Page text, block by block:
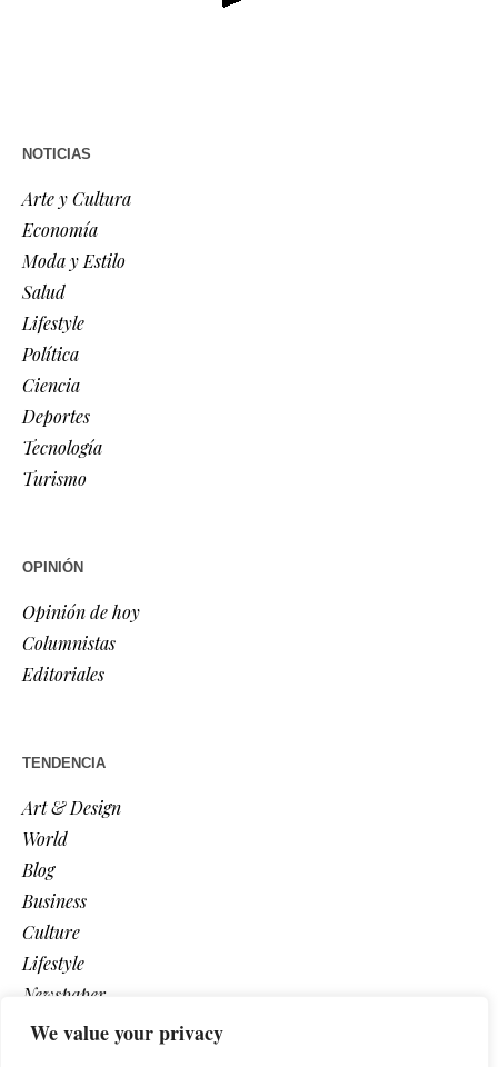
We value your privacy
NOTICIAS
Arte y Cultura
Economía
Moda y Estilo
Salud
Lifestyle
Política
Ciencia
Deportes
Tecnología
Turismo
OPINIÓN
Opinión de hoy
Columnistas
Editoriales
TENDENCIA
Art & Design
World
Blog
Business
Culture
Lifestyle
Newspaper
Photos